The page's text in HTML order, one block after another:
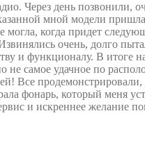
Через день позвонили,
мной модели
могла, когда придет
очень, долго
и функционалу. В итоге
не самое удачное по
Все продемонстрировали,
фонарь, который меня
и искреннее желание